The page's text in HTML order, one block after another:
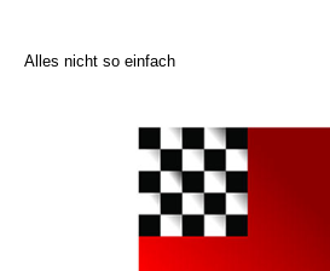
Alles nicht so einfach